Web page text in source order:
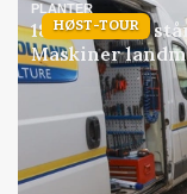
HØST-TOUR
PLANTER
18 montører
Maskiner